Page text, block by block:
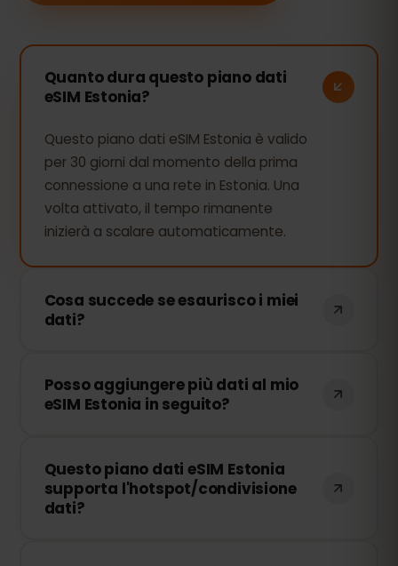
Quanto dura questo piano dati
eSIM Estonia?
Questo piano dati eSIM Estonia è valido
per 30 giorni dal momento della prima
connessione a una rete in Estonia. Una
volta attivato, il tempo rimanente
inizierà a scalare automaticamente.
Cosa succede se esaurisco i miei
dati?
connessione verrà interrotta. Puoi
ricaricare facilmente la tua eSIM dal
Posso aggiungere più dati al mio
eSIM Estonia in seguito?
qualsiasi momento senza dover
reinstallare la tua eSIM. Accedi al tuo
account e seleziona il quantitativo di dati
Questo piano dati eSIM Estonia
supporta l'hotspot/condivisione
dati?